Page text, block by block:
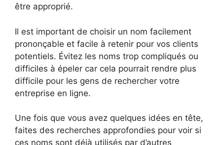
être approprié.
Il est important de choisir un nom facilement
prononçable et facile à retenir pour vos clients
potentiels. Évitez les noms trop compliqués ou
difficiles à épeler car cela pourrait rendre plus
difficile pour les gens de rechercher votre
entreprise en ligne.
Une fois que vous avez quelques idées en tête,
faites des recherches approfondies pour voir si
ces noms sont déjà utilisés par d’autres